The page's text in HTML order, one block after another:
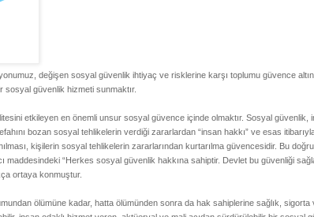
değişen sosyal güvenlik ihtiyaç ve risklerine karşı toplumu güvence
sosyal güvenlik hizmeti sunmaktır.
etkileyen en önemli unsur sosyal güvence içinde olmaktır. Sosyal güvenlik,
bozan sosyal tehlikelerin verdiği zararlardan “insan hakkı” ve esas
kişilerin sosyal tehlikelerin zararlarından kurtarılma güvencesidir. Bu
maddesindeki “Herkes sosyal güvenlik hakkına sahiptir. Devlet bu güvenliği
ortaya konmuştur.
ölümüne kadar, hatta ölümünden sonra da hak sahiplerine sağlık, sigorta